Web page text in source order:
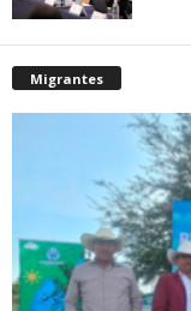
Migrantes